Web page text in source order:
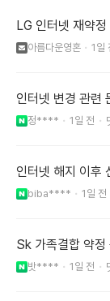
LG 인터넷 재약정
아름다운영혼 1일
인터넷 변경 관련
정**** 1일 전
인터넷 해지 이후
biba**** 1일 전
Sk 가족결합 약정
밧**** 1일 전